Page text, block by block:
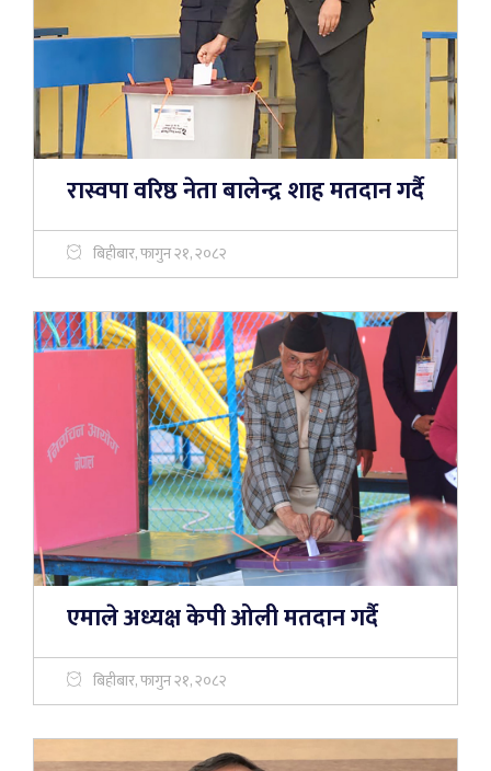
रास्वपा वरिष्ठ नेता बालेन्द्र शाह मतदान गर्दै
बिहीबार, फागुन २१, २०८२
एमाले अध्यक्ष केपी ओली मतदान गर्दै
बिहीबार, फागुन २१, २०८२